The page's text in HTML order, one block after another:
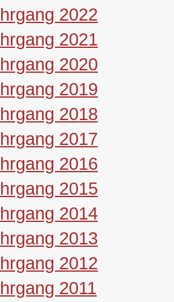
2022
2021
2020
2019
2018
2017
2016
2015
2014
2013
2012
2011